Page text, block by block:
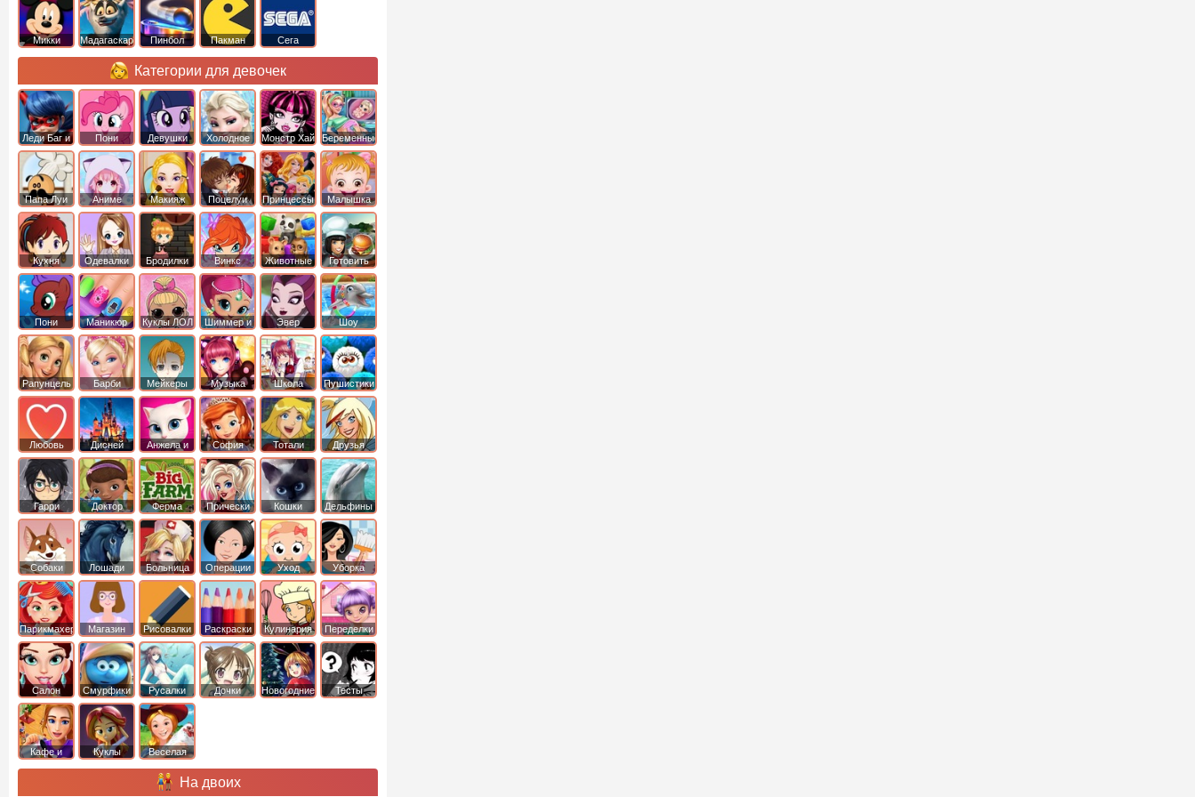
Микки
Мадагаскар Пинбол Пакман Сега
Категории для девочек
Леди Баг и
Супер Кот
Пони
Дружба это
Девушки
Эквестрии
Холодное
Сердце
Монстр Хай Беременные
Папа Луи Аниме Макияж Поцелуи
Принцессы
Диснея
Малышка
Хейзел
Кухня
Сары
Одевалки Бродилки Винкс Животные
Готовить
еду
Пони
креатор
Маникюр Куклы ЛОЛ
Шиммер и
Шайн
Эвер
Афтер Хай
Шоу
дельфинов
Рапунцель Барби Мейкеры Музыка Школа Пушистики
Любовь Дисней
Анжела и
том
София
Прекрасная
Тотали
Спайс
Друзья
ангелов
Гарри
Поттер
Доктор
Плюшева
Ферма Прически Кошки Дельфины
Собаки Лошади Больница Операции Уход Уборка
Парикмахер Магазин Рисовалки Раскраски Кулинария Переделки
Салон Смурфики Русалки Дочки Новогодние Тесты
Кафе и
Куклы
Веселая
На двоих